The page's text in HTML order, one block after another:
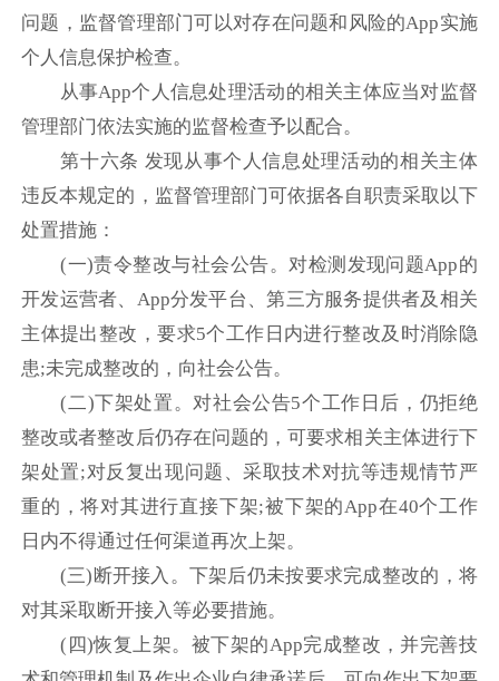
问题，监督管理部门可以对存在问题和风险的App实施
个人信息保护检查。
从事App个人信息处理活动的相关主体应当对监督
管理部门依法实施的监督检查予以配合。
第十六条 发现从事个人信息处理活动的相关主体
违反本规定的，监督管理部门可依据各自职责采取以下
处置措施：
(一)责令整改与社会公告。对检测发现问题App的
开发运营者、App分发平台、第三方服务提供者及相关
主体提出整改，要求5个工作日内进行整改及时消除隐
患;未完成整改的，向社会公告。
(二)下架处置。对社会公告5个工作日后，仍拒绝
整改或者整改后仍存在问题的，可要求相关主体进行下
架处置;对反复出现问题、采取技术对抗等违规情节严
重的，将对其进行直接下架;被下架的App在40个工作
日内不得通过任何渠道再次上架。
(三)断开接入。下架后仍未按要求完成整改的，将
对其采取断开接入等必要措施。
(四)恢复上架。被下架的App完成整改，并完善技